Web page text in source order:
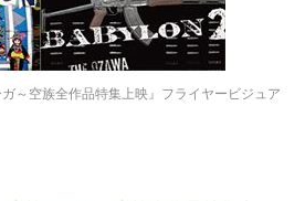
～空族全作品特集上映』フライヤービジュア